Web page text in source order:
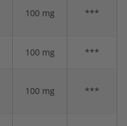
100 mg ***
100 mg ***
100 mg ***